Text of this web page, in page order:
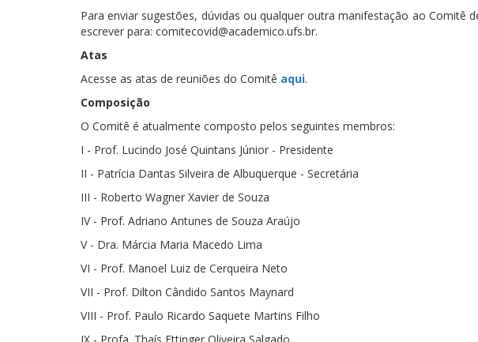
Para enviar sugestões, dúvidas ou qualquer outra manifestação ao Comitê
escrever para: comitecovid@academico.ufs.br.
Atas
Acesse as atas de reuniões do Comitê aqui.
Composição
O Comitê é atualmente composto pelos seguintes membros:
I - Prof. Lucindo José Quintans Júnior - Presidente
II - Patrícia Dantas Silveira de Albuquerque - Secretária
III - Roberto Wagner Xavier de Souza
IV - Prof. Adriano Antunes de Souza Araújo
V - Dra. Márcia Maria Macedo Lima
VI - Prof. Manoel Luiz de Cerqueira Neto
VII - Prof. Dilton Cândido Santos Maynard
VIII - Prof. Paulo Ricardo Saquete Martins Filho